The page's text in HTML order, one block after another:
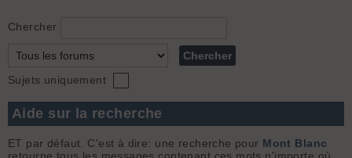
Chercher
Sujets uniquement
Aide sur la recherche
ET par défaut. C'est à dire: une recherche pour Mont Blanc
retourne tous les messages contenant ces mots n'importe où.